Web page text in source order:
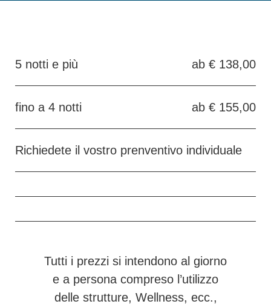
5 notti e più ab € 138,00
fino a 4 notti ab € 155,00
Richiedete il vostro prenventivo individuale
Tutti i prezzi si intendono al giorno
e a persona compreso l’utilizzo
delle strutture, Wellness, ecc.,